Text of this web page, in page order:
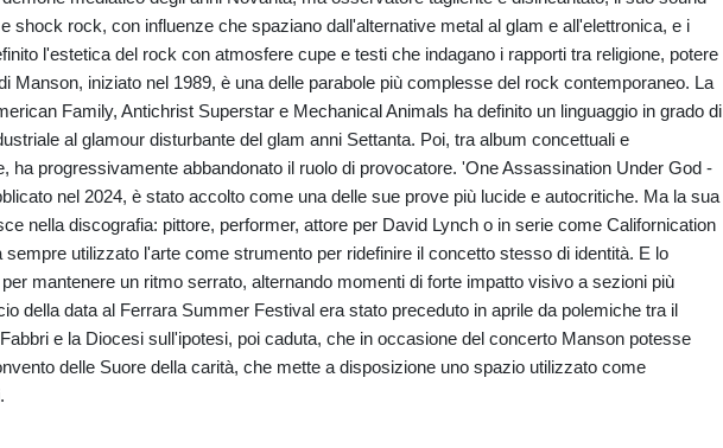
shock rock, con influenze che spaziano dall'alternative metal al glam e all'elettronica, e i
l'estetica del rock con atmosfere cupe e testi che indagano i rapporti tra religione, potere
Manson, iniziato nel 1989, è una delle parabole più complesse del rock contemporaneo. La
Family, Antichrist Superstar e Mechanical Animals ha definito un linguaggio in grado di
al glamour disturbante del glam anni Settanta. Poi, tra album concettuali e
ha progressivamente abbandonato il ruolo di provocatore. 'One Assassination Under God -
nel 2024, è stato accolto come una delle sue prove più lucide e autocritiche. Ma la sua
nella discografia: pittore, performer, attore per David Lynch o in serie come Californication
sempre utilizzato l'arte come strumento per ridefinire il concetto stesso di identità. E lo
mantenere un ritmo serrato, alternando momenti di forte impatto visivo a sezioni più
della data al Ferrara Summer Festival era stato preceduto in aprile da polemiche tra il
e la Diocesi sull'ipotesi, poi caduta, che in occasione del concerto Manson potesse
delle Suore della carità, che mette a disposizione uno spazio utilizzato come